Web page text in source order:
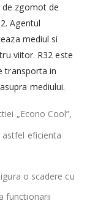
de zgomot de
Agentul
mediul si
viitor. R32 este
transporta in
mediului.
„Econo Cool”,
eficienta
o scadere cu
functionarii